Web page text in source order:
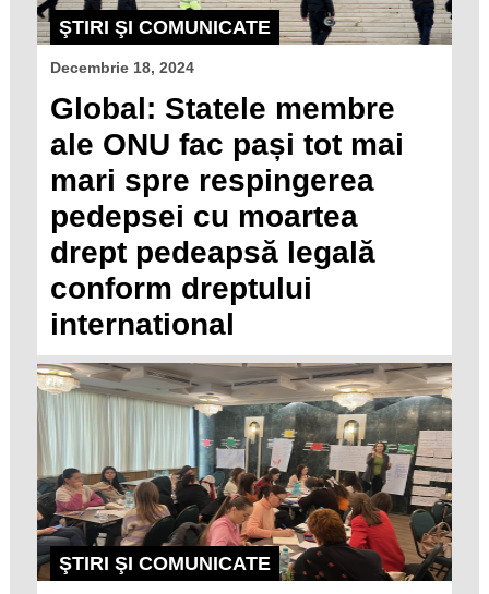
ŞTIRI ŞI COMUNICATE
Decembrie 18, 2024
Global: Statele membre
ale ONU fac pași tot mai
mari spre respingerea
pedepsei cu moartea
drept pedeapsă legală
conform dreptului
international
ŞTIRI ŞI COMUNICATE